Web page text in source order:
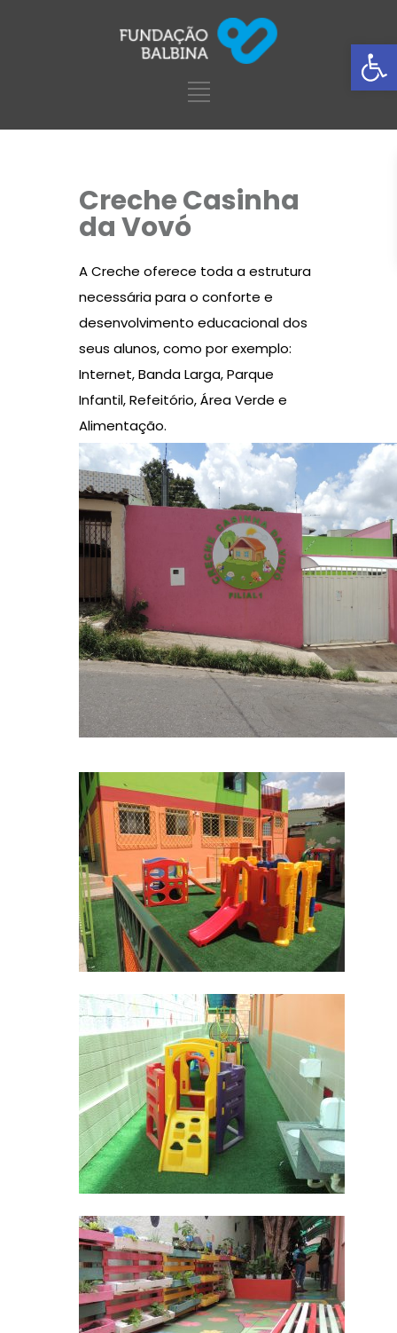
Creche Casinha
da Vovó
A Creche oferece toda a estrutura
necessária para o conforte e
desenvolvimento educacional dos
seus alunos, como por exemplo:
Internet, Banda Larga, Parque
Infantil, Refeitório, Área Verde e
Alimentação.